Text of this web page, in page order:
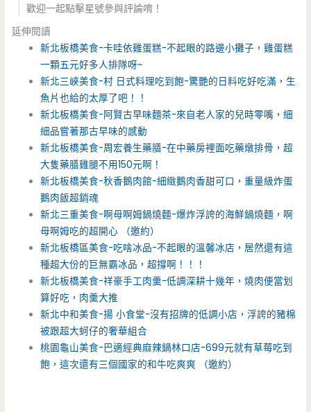
歡迎一起點擊星號參與評論唷！
延伸閱讀
新北板橋美食-卡哇依雞蛋糕-不起眼的路邊小攤子，雞蛋糕
一顆五元好多人排隊呀~
新北三峽美食-村 日式料理吃到飽-驚艷的日料吃好吃滿，生
魚片也給的太厚了吧！！
新北板橋美食-阿賢古早味麵茶-來自老人家的兒時零嘴，細
細品嘗著那古早味的感動
新北板橋美食-周宏養生藥膳-在中藥房裡面吃藥燉排骨，超
大隻藥膳雞腿不用150元啊！
新北板橋美食-秋香鵝肉館-細緻鵝肉香甜可口，重量級炸蛋
鵝肉飯超銷魂
新北三重美食-啊母啊姆鍋燒麵-爆炸浮誇的海鮮鍋燒麵，啊
母啊姆吃的超開心 （邀約）
新北板橋區美食-吃啥冰品-不起眼的溫馨冰店，居然還有這
種超大份的巨無霸冰品，超撐啊！！！
新北板橋美食-祥豪手工肉羹-低調深耕十幾年，燒肉便當划
算好吃，肉羹大推
新北中和美食-揚 小食堂-沒有招牌的低調小店，浮誇的豬棉
被跟超大蚵仔的奢華組合
桃園龜山美食-巴適經典麻辣鍋林口店-699元就有草莓吃到
飽，這次還有三個國家的和牛吃爽爽 （邀約）